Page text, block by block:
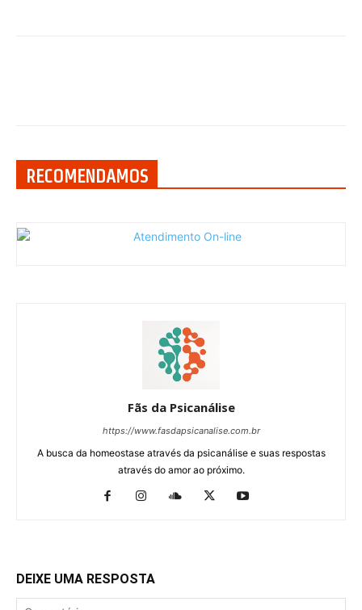
RECOMENDAMOS
Fãs da Psicanálise
https://www.fasdapsicanalise.com.br
A busca da homeostase através da psicanálise e suas respostas
através do amor ao próximo.
DEIXE UMA RESPOSTA